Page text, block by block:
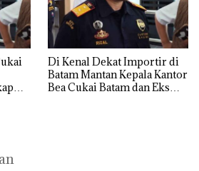
Di Kenal Dekat Importir di
Batam Mantan Kepala Kantor
Bea Cukai Batam dan Eks